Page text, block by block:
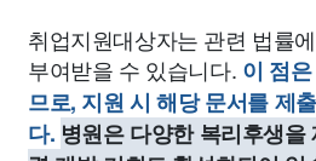
취업지원대상자는 관련 법률
부여받을 수 있습니다. 이 점
므로, 지원 시 해당 문서를 제
다. 병원은 다양한 복리후생을